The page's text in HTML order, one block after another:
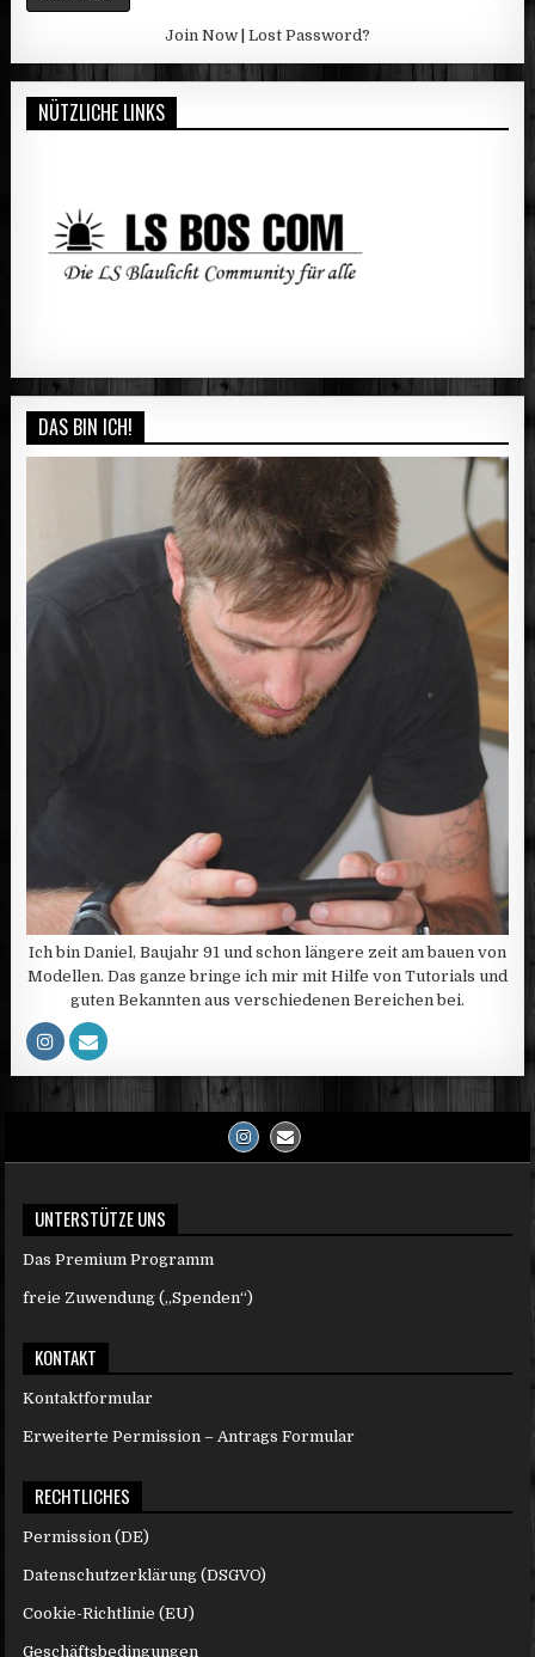
Join Now| Lost Password?
NÜTZLICHE LINKS
DAS BIN ICH!
Ich bin Daniel, Baujahr 91 und schon längere zeit am bauen von
Modellen. Das ganze bringe ich mir mit Hilfe von Tutorials und
guten Bekannten aus verschiedenen Bereichen bei.
UNTERSTÜTZE UNS
Das Premium Programm
freie Zuwendung („Spenden“)
KONTAKT
Kontaktformular
Erweiterte Permission – Antrags Formular
RECHTLICHES
Permission (DE)
Datenschutzerklärung (DSGVO)
Cookie-Richtlinie (EU)
Geschäftsbedingungen